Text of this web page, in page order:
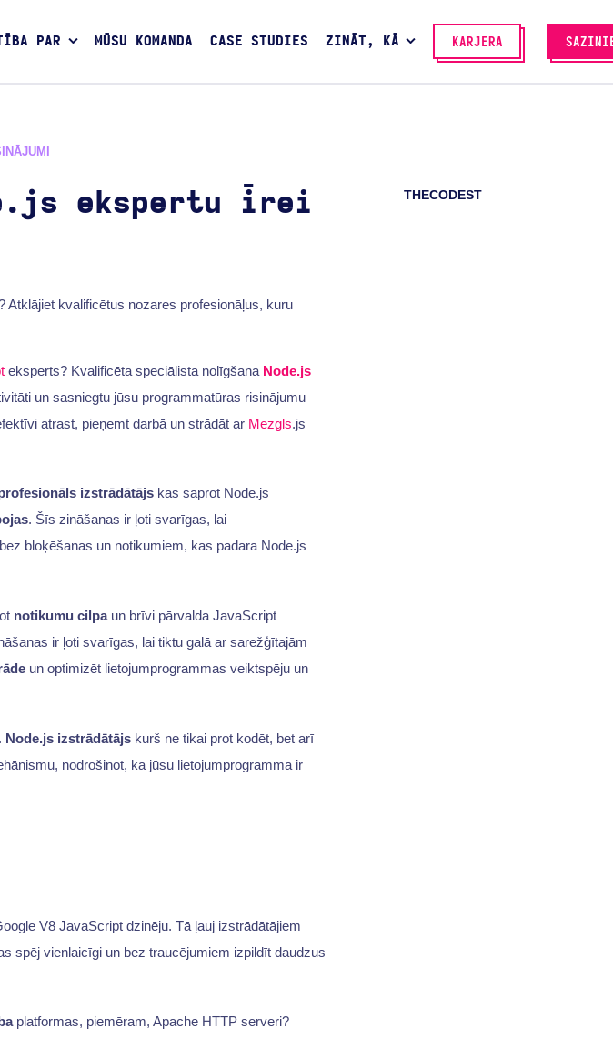
PAR MŪSU KOMANDA CASE STUDIES ZINĀT, KĀ KARJERA
ekspertu īrei
THECODEST
kvalificētus nozares profesionāļus, kuru
eksperts? Kvalificēta speciālista nolīgšana Node.js
un sasniegtu jūsu programmatūras risinājumu
atrast, pieņemt darbā un strādāt ar Mezgls.js
izstrādātājskas saprot Node.js
. Šīs zināšanas ir ļoti svarīgas, lai
bloķēšanas un notikumiem, kas padara Node.js
notikumu cilpaun brīvi pārvalda JavaScript
ir ļoti svarīgas, lai tiktu galā ar sarežģītajām
un optimizēt lietojumprogrammas veiktspēju un
Node.js izstrādātājskurš ne tikai prot kodēt, bet arī
nodrošinot, ka jūsu lietojumprogramma ir
V8 JavaScript dzinēju. Tā ļauj izstrādātājiem
spēj vienlaicīgi un bez traucējumiem izpildīt daudzus
platformas, piemēram, Apache HTTP serveri?